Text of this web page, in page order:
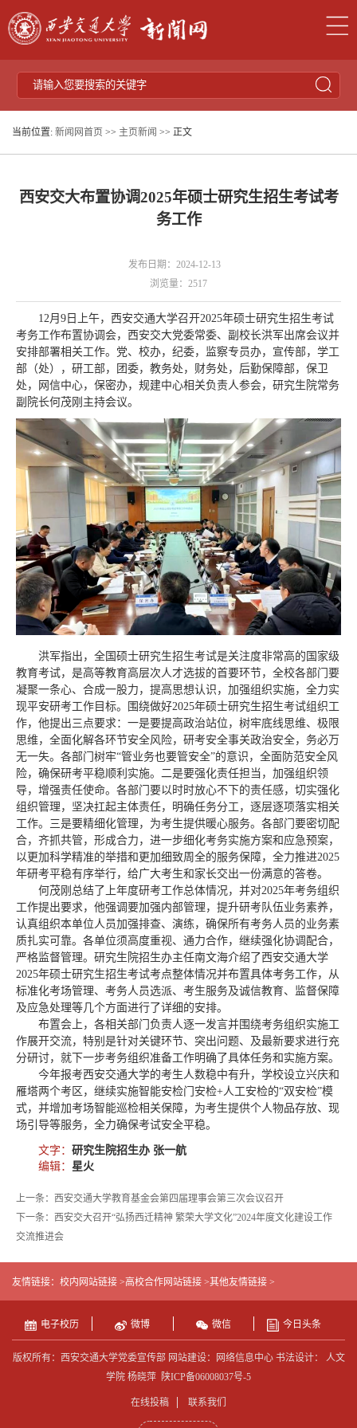
当前位置: 新闻网首页 >> 主页新闻 >> 正文
西安交大布置协调2025年硕士研究生招生考试考
务工作
发布日期：2024-12-13
浏览量： 2517
12月9日上午，西安交通大学召开2025年硕士研究生招生考试
考务工作布置协调会，西安交大党委常委、副校长洪军出席会议并
安排部署相关工作。党、校办，纪委，监察专员办，宣传部，学工
部（处），研工部，团委，教务处，财务处，后勤保障部，保卫
处，网信中心，保密办，规建中心相关负责人参会，研究生院常务
副院长何茂刚主持会议。
洪军指出，全国硕士研究生招生考试是关注度非常高的国家级
教育考试，是高等教育高层次人才选拔的首要环节，全校各部门要
凝聚一条心、合成一股力，提高思想认识，加强组织实施，全力实
现平安研考工作目标。围绕做好2025年硕士研究生招生考试组织工
作，他提出三点要求：一是要提高政治站位，树牢底线思维、极限
思维，全面化解各环节安全风险，研考安全事关政治安全，务必万
无一失。各部门树牢“管业务也要管安全”的意识，全面防范安全风
险，确保研考平稳顺利实施。二是要强化责任担当，加强组织领
导，增强责任使命。各部门要以时时放心不下的责任感，切实强化
组织管理，坚决扛起主体责任，明确任务分工，逐层逐项落实相关
工作。三是要精细化管理，为考生提供暖心服务。各部门要密切配
合，齐抓共管，形成合力，进一步细化考务实施方案和应急预案，
以更加科学精准的举措和更加细致周全的服务保障，全力推进2025
年研考平稳有序举行，给广大考生和家长交出一份满意的答卷。
何茂刚总结了上年度研考工作总体情况，并对2025年考务组织
工作提出要求，他强调要加强内部管理，提升研考队伍业务素养，
认真组织本单位人员加强排查、演练，确保所有考务人员的业务素
质扎实可靠。各单位须高度重视、通力合作，继续强化协调配合，
严格监督管理。研究生院招生办主任南文海介绍了西安交通大学
2025年硕士研究生招生考试考点整体情况并布置具体考务工作，从
标准化考场管理、考务人员选派、考生服务及诚信教育、监督保障
及应急处理等几个方面进行了详细的安排。
布置会上，各相关部门负责人逐一发言并围绕考务组织实施工
作展开交流，特别是针对关键环节、突出问题、及最新要求进行充
分研讨，就下一步考务组织准备工作明确了具体任务和实施方案。
今年报考西安交通大学的考生人数稳中有升，学校设立兴庆和
雁塔两个考区，继续实施智能安检门安检+人工安检的“双安检”模
式，并增加考场智能巡检相关保障，为考生提供个人物品存放、现
场引导等服务，全力确保考试安全平稳。
文字： 研究生院招生办 张一航
编辑： 星火
上一条：西安交通大学教育基金会第四届理事会第三次会议召开
下一条：西安交大召开“弘扬西迁精神 繁荣大学文化”2024年度文化建设工作
交流推进会
友情链接： 校内网站链接 >高校合作网站链接 >其他友情链接 >
电子校历 微博 微信 今日头条
版权所有：西安交通大学党委宣传部 网站建设：网络信息中心 书法设计： 人文
学院 杨晓萍 陕ICP备06008037号-5
在线投稿 联系我们